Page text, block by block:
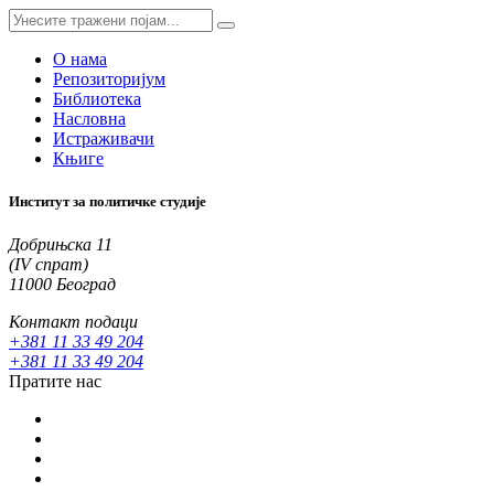
О нама
Репозиторијум
Библиотека
Насловна
Истраживачи
Књиге
Институт за политичке студије
Добрињска 11
(IV спрат)
11000 Београд
Контакт подаци
+381 11 33 49 204
+381 11 33 49 204
Пратите нас